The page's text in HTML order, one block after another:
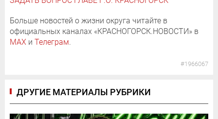
Больше новостей о жизни округа читайте в
официальных каналах «КРАСНОГОРСК.НОВОСТИ» в
MAX и Телеграм.
#1966067
ДРУГИЕ МАТЕРИАЛЫ РУБРИКИ